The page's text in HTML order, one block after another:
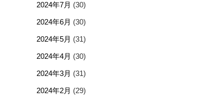
2024年7月 (30)
2024年6月 (30)
2024年5月 (31)
2024年4月 (30)
2024年3月 (31)
2024年2月 (29)